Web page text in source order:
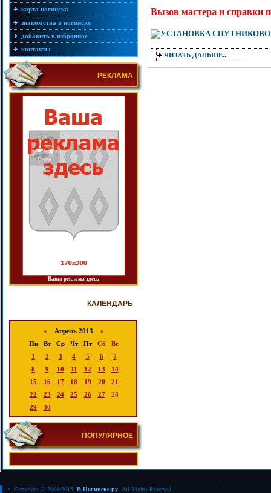
карта ногинска
знакомства в ногинске
добавить в избранное
контакты
РЕКЛАМА
Ваша реклама здесь
КАЛЕНДАРЬ
« Апрель 2013 »
Пн
Вт Ср Чт Пт Сб
Вс
1
2 3 4 5 6
7
8
9 10 11 12 13
14
15
16 17 18 19 20
21
22
23 24 25 26 27
28
29
30
ПОПУЛЯРНОЕ
Вызов мастера и справки
ЧИТАТЬ ДАЛЬШЕ...
• Copyright © 2008-2015. В Ногинске.ру. All Rights Reserved